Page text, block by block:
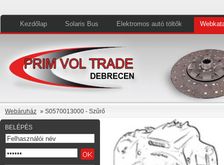
Kezdőlap Solaris Bus Elektromos autó töltők
Webáruház » S0570013000 - Szűrő
BELÉPÉS